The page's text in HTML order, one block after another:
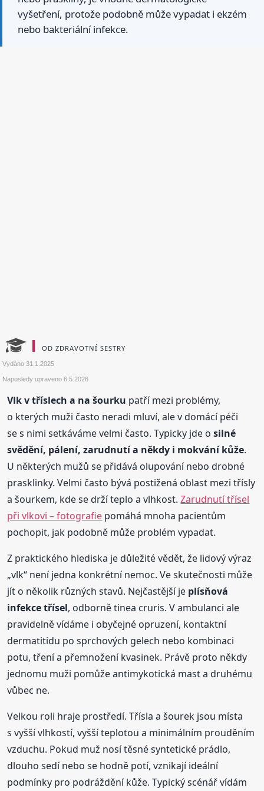
vyšetření, protože podobně může vypadat i ekzém
nebo bakteriální infekce.
OD ZDRAVOTNÍ SESTRY
Vydáno31.1.2025
Naposledy upraveno6.5.2026
Vlk v tříslech a na šourku patří mezi problémy,
o kterých muži často neradi mluví, ale v domácí péči
se s nimi setkáváme velmi často. Typicky jde osilné
svědění, pálení, zarudnutí a někdy i mokvání kůže.
U některých mužů se přidává olupování nebo drobné
prasklinky. Velmi často bývá postižená oblast mezi třísly
a šourkem, kde se drží teplo a vlhkost.Zarudnutí třísel
při vlkovi – fotografie pomáhá mnoha pacientům
pochopit, jak podobně může problém vypadat.
Z praktického hlediska je důležité vědět, že lidový výraz
„vlk“ není jedna konkrétní nemoc. Ve skutečnosti může
jít o několik různých stavů. Nejčastější je plísňová
infekce třísel, odborně tinea cruris. V ambulanci ale
pravidelně vídáme i obyčejné opruzení, kontaktní
dermatitidu po sprchových gelech nebo kombinaci
potu, tření a přemnožení kvasinek. Právě proto někdy
jednomu muži pomůže antimykotická mast a druhému
vůbec ne.
Velkou roli hraje prostředí. Třísla a šourek jsou místa
s vyšší vlhkostí, vyšší teplotou a minimálním prouděním
vzduchu. Pokud muž nosí těsné syntetické prádlo,
dlouho sedí nebo se hodně potí, vznikají ideální
podmínky pro podráždění kůže. Typický scénář vídám